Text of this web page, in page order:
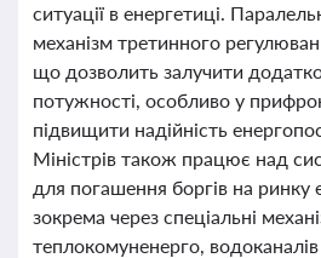
ситуації в енергетиці.
механізм третинного
що дозволить залучити
потужності, особливо у
підвищити надійність
Міністрів також працює над
для погашення боргів на ринку
зокрема через спеціальні
теплокомуненерго,